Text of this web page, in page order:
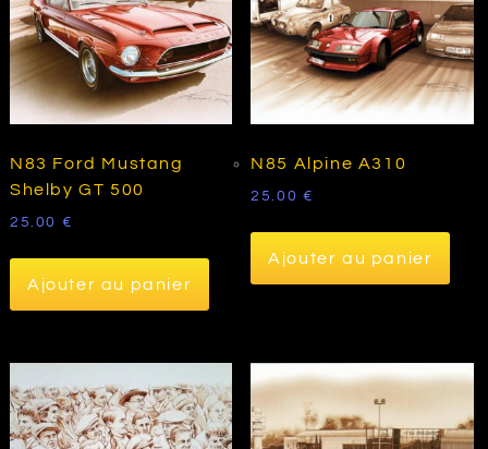
N83 Ford Mustang
Shelby GT 500
25.00 €
Ajouter au panier
N85 Alpine A310
25.00 €
Ajouter au panier